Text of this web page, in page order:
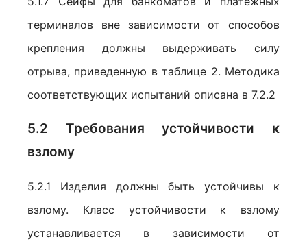
терминалов вне зависимости от способов
крепления должны выдерживать силу
отрыва, приведенную в таблице 2. Методика
соответствующих испытаний описана в 7.2.2
5.2 Требования устойчивости к
взлому
5.2.1 Изделия должны быть устойчивы к
взлому. Класс устойчивости к взлому
устанавливается в зависимости от